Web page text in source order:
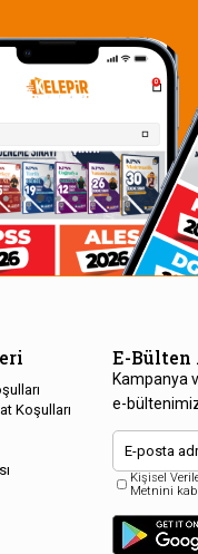
Koşulları
E-Bülten
Kampanya
e-
Kişisel
Metnini